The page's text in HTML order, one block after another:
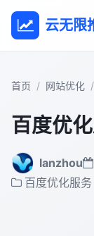
云无限
首页 网站优化
百度优
lanzhou
百度优化服务